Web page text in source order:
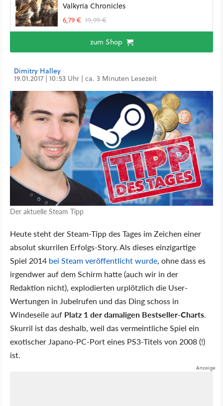
Valkyria Chronicles
6,79 € 19,99 €
zum Shop
Dimitry Halley
19.01.2017 | 10:53 Uhr | ca. 3 Minuten Lesezeit
Der aktuelle Steam Tipp
Heute steht der Steam-Tipp des Tages im Zeichen einer
absolut skurrilen Erfolgs-Story. Als dieses einzigartige
Spiel 2014 bei Steam veröffentlicht wurde, ohne dass es
irgendwer auf dem Schirm hatte (auch wir in der
Redaktion nicht), explodierten urplötzlich die User-
Wertungen in Jubelrufen und das Ding schoss in
Windeseile auf Platz 1 der damaligen Bestseller-Charts.
Skurril ist das deshalb, weil das vermeintliche Spiel ein
exotischer Japano-PC-Port eines PS3-Titels von 2008 (!)
ist.